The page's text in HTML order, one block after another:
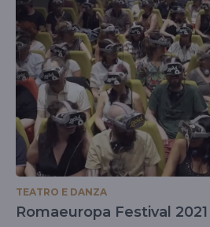
TEATRO E DANZA
Romaeuropa Festival 2021